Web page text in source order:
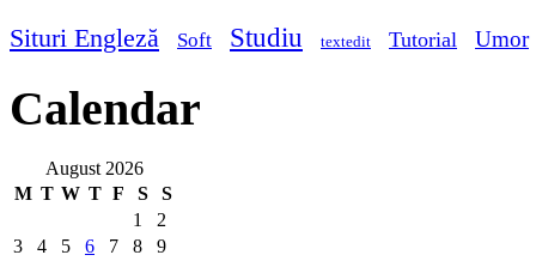
Situri Engleză Soft Studiu textedit Tutorial Umor
Calendar
August 2026
M T W T F S
S
1
2
3
4 5 6 7 8
9